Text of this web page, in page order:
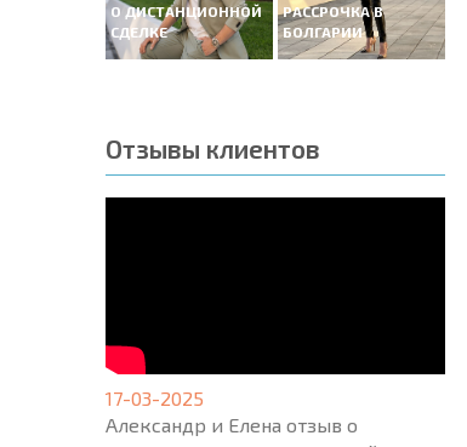
О ДИСТАНЦИОННОЙ
СДЕЛКЕ
РАССРОЧКА В
БОЛГАРИИ
Отзывы клиентов
17-03-2025
Александр и Елена отзыв о